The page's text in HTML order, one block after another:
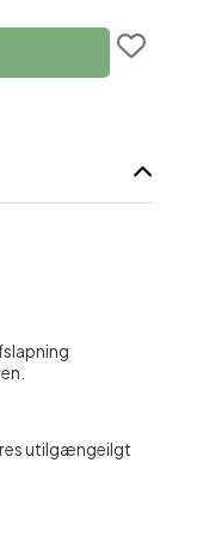
utilgængeilgt